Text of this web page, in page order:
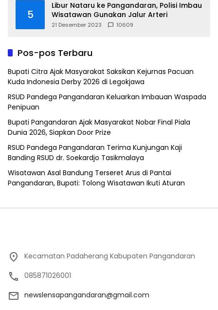
5
Libur Nataru ke Pangandaran, Polisi Imbau
Wisatawan Gunakan Jalur Arteri
21 Desember 2023 10609
Pos-pos Terbaru
Bupati Citra Ajak Masyarakat Saksikan Kejurnas Pacuan
Kuda Indonesia Derby 2026 di Legokjawa
RSUD Pandega Pangandaran Keluarkan Imbauan Waspada
Penipuan
Bupati Pangandaran Ajak Masyarakat Nobar Final Piala
Dunia 2026, Siapkan Door Prize
RSUD Pandega Pangandaran Terima Kunjungan Kaji
Banding RSUD dr. Soekardjo Tasikmalaya
Wisatawan Asal Bandung Terseret Arus di Pantai
Pangandaran, Bupati: Tolong Wisatawan Ikuti Aturan
Kecamatan Padaherang Kabupaten Pangandaran
085871026001
newslensapangandaran@gmail.com